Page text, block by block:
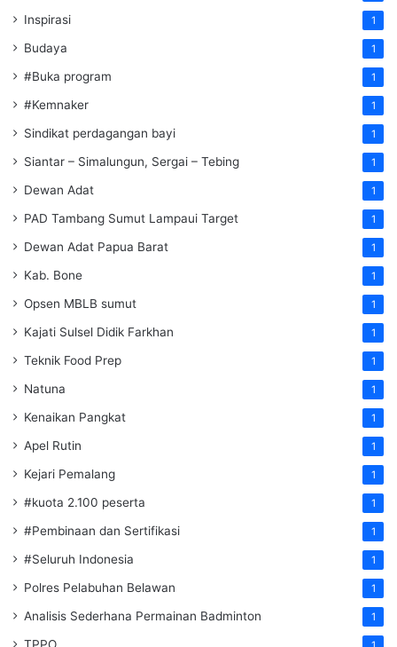
Inspirasi 1
Budaya 1
#Buka program 1
#Kemnaker 1
Sindikat perdagangan bayi 1
Siantar – Simalungun, Sergai – Tebing 1
Dewan Adat 1
PAD Tambang Sumut Lampaui Target 1
Dewan Adat Papua Barat 1
Kab. Bone 1
Opsen MBLB sumut 1
Kajati Sulsel Didik Farkhan 1
Teknik Food Prep 1
Natuna 1
Kenaikan Pangkat 1
Apel Rutin 1
Kejari Pemalang 1
#kuota 2.100 peserta 1
#Pembinaan dan Sertifikasi 1
#Seluruh Indonesia 1
Polres Pelabuhan Belawan 1
Analisis Sederhana Permainan Badminton 1
TPPO